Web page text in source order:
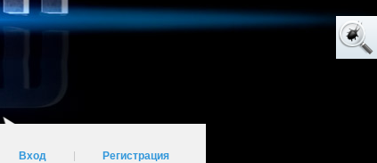
Вход Регистрация